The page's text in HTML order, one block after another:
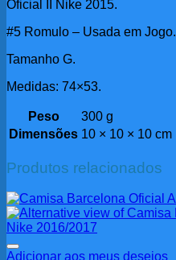
Oficial II Nike 2015.
#5 Romulo – Usada em Jogo.
Tamanho G.
Medidas: 74×53.
Peso
300 g
Dimensões 10 × 10 × 10 cm
Produtos relacionados
Adicionar aos meus desejos